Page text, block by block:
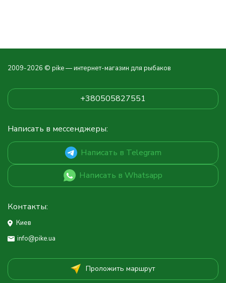
2009-2026 © pike — интернет-магазин для рыбаков
+380505827551
Написать в мессенджеры:
Написать в Telegram
Написать в Whatsapp
Контакты:
Киев
info@pike.ua
Проложить маршрут